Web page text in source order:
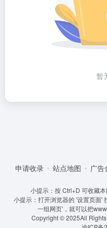
暂
申请收录 站点地图 广告
小提示：按 Ctrl+D 可收藏本
小提示：打开浏览器的 '设置页面'
一组网页'，就可以把
Copyright © 2025All